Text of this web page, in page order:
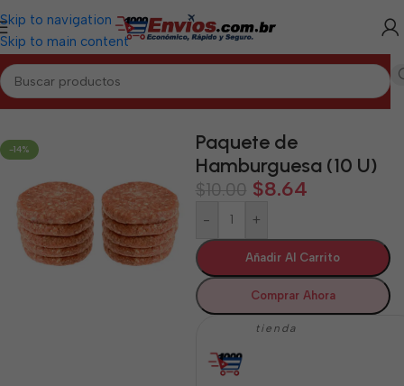
Skip to navigation
Skip to main content
Inicio/CAMAGÜEY/Cárnicos Camagüey
-14%
Paquete de
Hamburguesa (10 U)
$10.00 $8.64
- +
Añadir Al Carrito
Comprar Ahora
tienda